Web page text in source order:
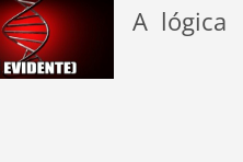
A lógica